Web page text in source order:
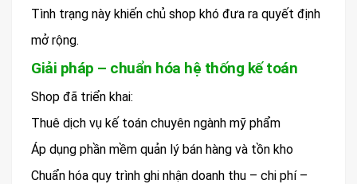
Tình trạng này khiến chủ shop khó đưa ra quyết định
mở rộng.
Giải pháp – chuẩn hóa hệ thống kế toán
Shop đã triển khai:
Thuê dịch vụ kế toán chuyên ngành mỹ phẩm
Áp dụng phần mềm quản lý bán hàng và tồn kho
Chuẩn hóa quy trình ghi nhận doanh thu – chi phí –